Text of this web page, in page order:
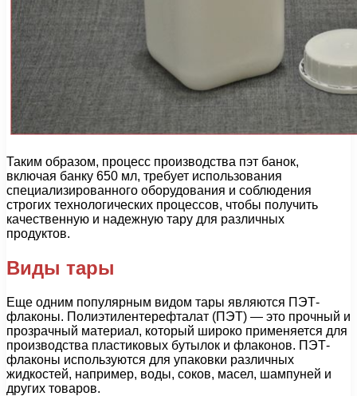
Таким образом, процесс производства пэт банок,
включая банку 650 мл, требует использования
специализированного оборудования и соблюдения
строгих технологических процессов, чтобы получить
качественную и надежную тару для различных
продуктов.
Виды тары
Еще одним популярным видом тары являются ПЭТ-
флаконы. Полиэтилентерефталат (ПЭТ) — это прочный и
прозрачный материал, который широко применяется для
производства пластиковых бутылок и флаконов. ПЭТ-
флаконы используются для упаковки различных
жидкостей, например, воды, соков, масел, шампуней и
других товаров.